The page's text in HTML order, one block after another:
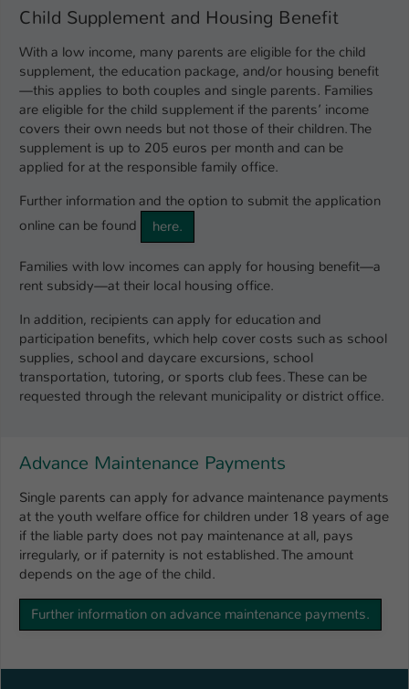
Child Supplement and Housing Benefit
With a low income, many parents are eligible for the child
supplement, the education package, and/or housing benefit
—this applies to both couples and single parents. Families
are eligible for the child supplement if the parents’ income
covers their own needs but not those of their children. The
supplement is up to 205 euros per month and can be
applied for at the responsible family office.
Further information and the option to submit the application
online can be found
here.
Families with low incomes can apply for housing benefit—a
rent subsidy—at their local housing office.
In addition, recipients can apply for education and
participation benefits, which help cover costs such as school
supplies, school and daycare excursions, school
transportation, tutoring, or sports club fees. These can be
requested through the relevant municipality or district office.
Advance Maintenance Payments
Single parents can apply for advance maintenance payments
at the youth welfare office for children under 18 years of age
if the liable party does not pay maintenance at all, pays
irregularly, or if paternity is not established. The amount
depends on the age of the child.
Further information on advance maintenance payments.
Zweck
angemeldet ist und Rechte besitzt diese